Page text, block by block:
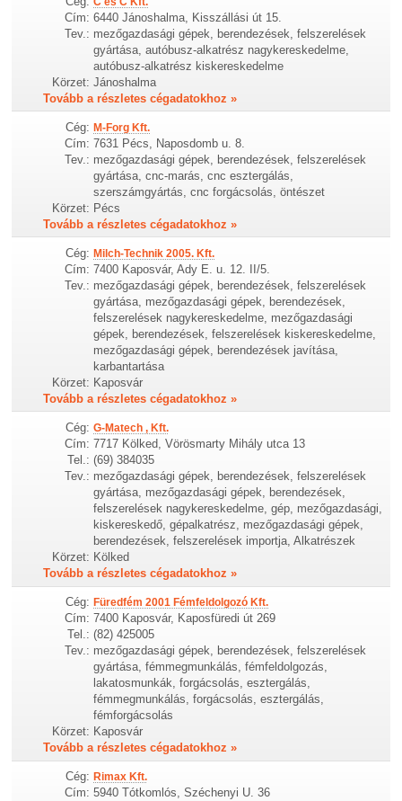
Cím: 6440 Jánoshalma, Kisszállási út 15.
Tev.: mezőgazdasági gépek, berendezések, felszerelések
gyártása, autóbusz-alkatrész nagykereskedelme,
autóbusz-alkatrész kiskereskedelme
Körzet: Jánoshalma
Tovább a részletes cégadatokhoz »
Cég: M-Forg Kft.
Cím: 7631 Pécs, Naposdomb u. 8.
Tev.: mezőgazdasági gépek, berendezések, felszerelések
gyártása, cnc-marás, cnc esztergálás,
szerszámgyártás, cnc forgácsolás, öntészet
Körzet: Pécs
Tovább a részletes cégadatokhoz »
Cég: Milch-Technik 2005. Kft.
Cím: 7400 Kaposvár, Ady E. u. 12. II/5.
Tev.: mezőgazdasági gépek, berendezések, felszerelések
gyártása, mezőgazdasági gépek, berendezések,
felszerelések nagykereskedelme, mezőgazdasági
gépek, berendezések, felszerelések kiskereskedelme,
mezőgazdasági gépek, berendezések javítása,
karbantartása
Körzet: Kaposvár
Tovább a részletes cégadatokhoz »
Cég: G-Matech , Kft.
Cím: 7717 Kölked, Vörösmarty Mihály utca 13
Tel.: (69) 384035
Tev.: mezőgazdasági gépek, berendezések, felszerelések
gyártása, mezőgazdasági gépek, berendezések,
felszerelések nagykereskedelme, gép, mezőgazdasági,
kiskereskedő, gépalkatrész, mezőgazdasági gépek,
berendezések, felszerelések importja, Alkatrészek
Körzet: Kölked
Tovább a részletes cégadatokhoz »
Cég: Füredfém 2001 Fémfeldolgozó Kft.
Cím: 7400 Kaposvár, Kaposfüredi út 269
Tel.: (82) 425005
Tev.: mezőgazdasági gépek, berendezések, felszerelések
gyártása, fémmegmunkálás, fémfeldolgozás,
lakatosmunkák, forgácsolás, esztergálás,
fémmegmunkálás, forgácsolás, esztergálás,
fémforgácsolás
Körzet: Kaposvár
Tovább a részletes cégadatokhoz »
Cég: Rimax Kft.
Cím: 5940 Tótkomlós, Széchenyi U. 36